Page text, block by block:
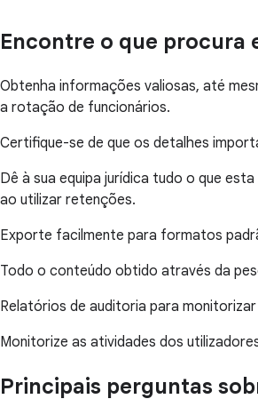
Encontre o que procura
Obtenha informações valiosas, até
a rotação de funcionários.
Certifique-se de que os detalhes
Dê à sua equipa jurídica tudo o que
ao utilizar retenções.
Exporte facilmente para formatos
Todo o conteúdo obtido através da
Relatórios de auditoria para
Monitorize as atividades dos
Principais perguntas